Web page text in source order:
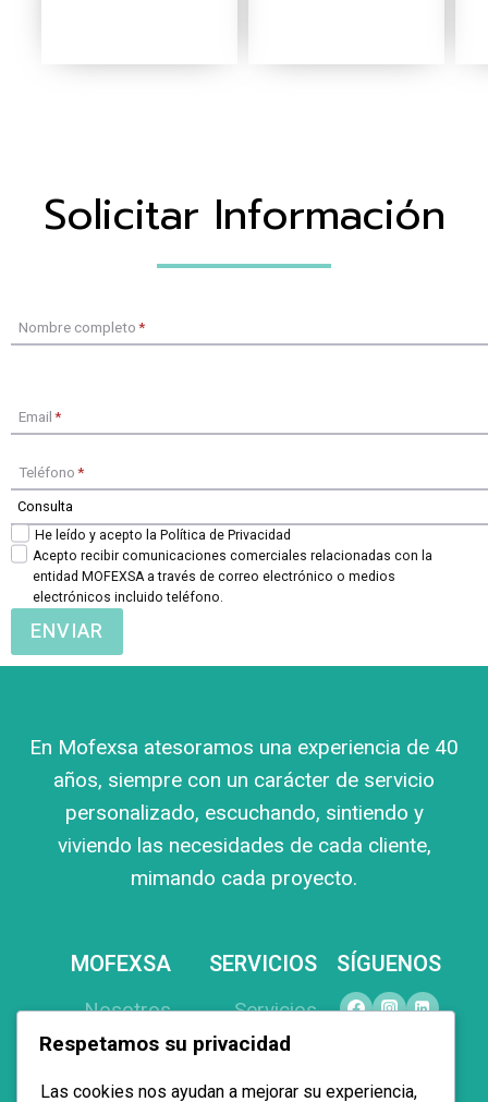
Solicitar Información
Nombre completo*
Email*
Teléfono*
He leído y acepto la Política de Privacidad
Acepto recibir comunicaciones comerciales relacionadas con la
entidad MOFEXSA a través de correo electrónico o medios
electrónicos incluido teléfono.
ENVIAR
En Mofexsa atesoramos una experiencia de 40
años, siempre con un carácter de servicio
personalizado, escuchando, sintiendo y
viviendo las necesidades de cada cliente,
mimando cada proyecto.
MOFEXSA
Nosotros
Productos
Proyectos
SERVICIOS
Servicios
Equipamiento
Interiorismo
SÍGUENOS
Respetamos su privacidad
Las cookies nos ayudan a mejorar su experiencia,